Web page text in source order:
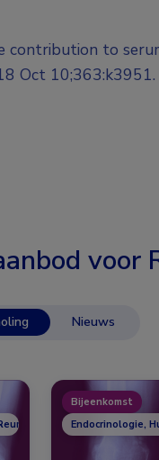
contribution to
Oct 10;363:k3951.
voor
Nieuws
Bijeenkomst
Endocrinologie,